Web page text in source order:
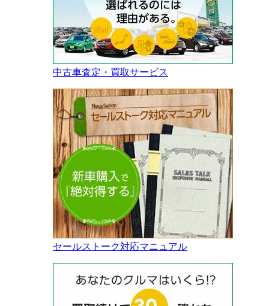
中古車査定・買取サービス
セールストーク対応マニュアル